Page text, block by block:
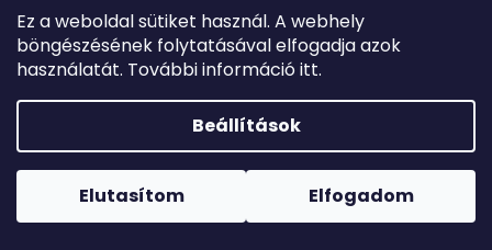
Ez a weboldal sütiket használ. A webhely
böngészésének folytatásával elfogadja azok
használatát. További információ itt.
Beállítások
Elutasítom Elfogadom
Forró napokon nem javasoljuk a csomagautomatákba
történő kézbesítést. A magas hőmérsékletre érzékeny
termékek átvételkor nem biztos, hogy optimális állapotban
LA
ROCHE-
POSAY
SZÉRUM
ÉRZÉKENY
ML